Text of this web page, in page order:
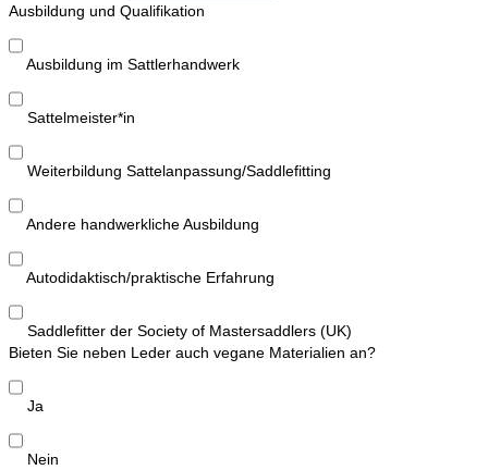
Ausbildung und Qualifikation
Ausbildung im Sattlerhandwerk
Sattelmeister*in
Weiterbildung Sattelanpassung/Saddlefitting
Andere handwerkliche Ausbildung
Autodidaktisch/praktische Erfahrung
Saddlefitter der Society of Mastersaddlers (UK)
Bieten Sie neben Leder auch vegane Materialien an?
Ja
Nein